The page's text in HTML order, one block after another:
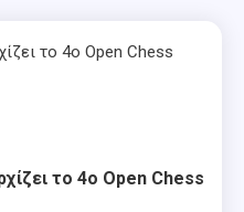
το 4ο Open Chess